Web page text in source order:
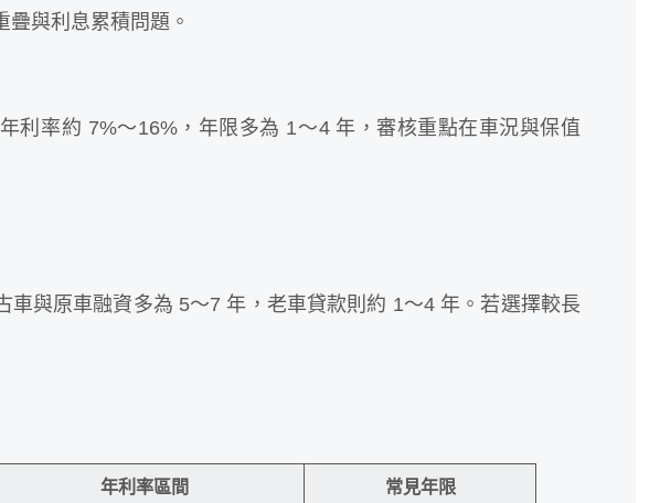
與利息累積問題。
利率約 7%～16%，年限多為 1～4 年，審核重點在車況與保值
與原車融資多為 5～7 年，老車貸款則約 1～4 年。若選擇較長
年利率區間 常見年限